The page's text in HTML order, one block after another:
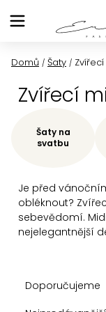
na
Domů / Šaty /
Zvířecí
Je před
obléknout?
sebevědomí.
nejelegantnější
Šaty na
svatbu
aDoporučujeme